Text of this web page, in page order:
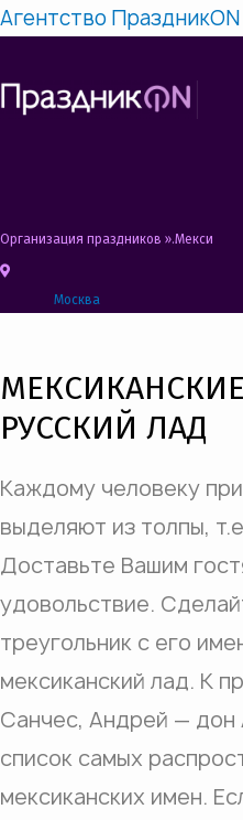
Агентство
Организация праздников »
Москва
РУССКИЙ ЛАД
Каждому человеку
выделяют из толпы,
Доставьте Вашим
удовольствие.
треугольник с его
мексиканский лад. К
Санчес, Андрей —
список самых
мексиканских имен.